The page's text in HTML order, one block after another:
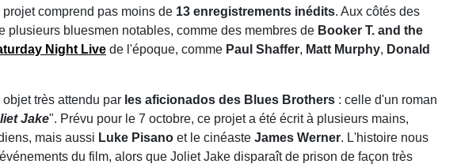
projet comprend pas moins de 13 enregistrements inédits. Aux côtés des
plusieurs bluesmen notables, comme des membres de Booker T. and the
Night Live de l'époque, comme Paul Shaffer, Matt Murphy, Donald
très attendu par les aficionados des Blues Brothers : celle d'un roman
Jake". Prévu pour le 7 octobre, ce projet a été écrit à plusieurs mains,
mais aussi Luke Pisano et le cinéaste James Werner. L'histoire nous
du film, alors que Joliet Jake disparaît de prison de façon très